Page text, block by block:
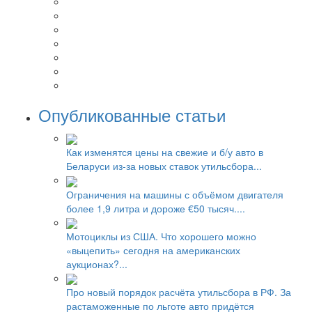
Опубликованные статьи
Как изменятся цены на свежие и б/у авто в
Беларуси из-за новых ставок утильсбора...
Ограничения на машины с объёмом двигателя
более 1,9 литра и дороже €50 тысяч....
Мотоциклы из США. Что хорошего можно
«выцепить» сегодня на американских
аукционах?...
Про новый порядок расчёта утильсбора в РФ. За
растаможенные по льготе авто придётся